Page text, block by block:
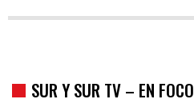
SUR Y SUR TV – EN FOCO